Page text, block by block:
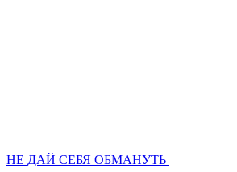
НЕ ДАЙ СЕБЯ ОБМАНУТЬ